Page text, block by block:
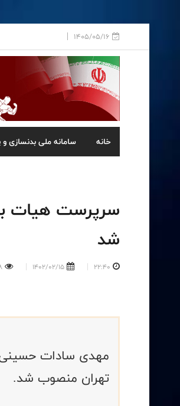
1405/05/16
خانه سامانه ملی بدنسازی
سرپرست هيات
شد
22:40
1402/02/15
مهدى سادات حسينى
تهران منصوب شد.